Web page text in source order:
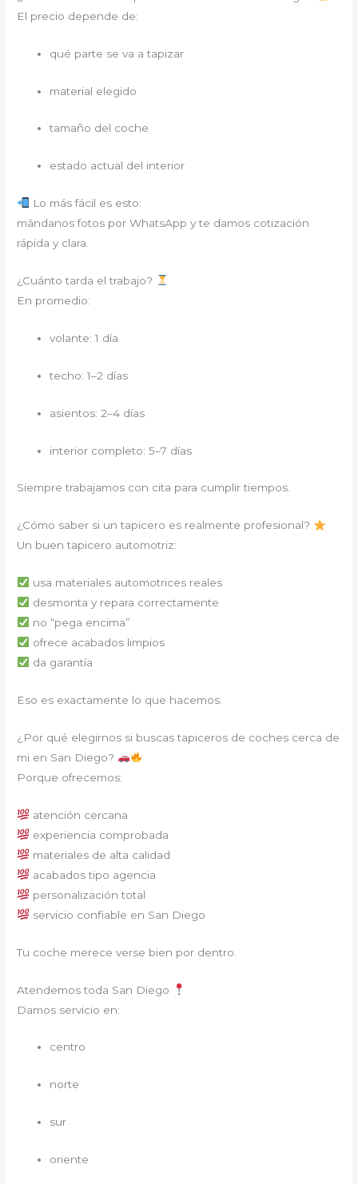
El precio depende de:
qué parte se va a tapizar
material elegido
tamaño del coche
estado actual del interior
Lo más fácil es esto:
mándanos fotos por WhatsApp y te damos cotización
rápida y clara.
¿Cuánto tarda el trabajo?
En promedio:
volante: 1 día
techo: 1–2 días
asientos: 2–4 días
interior completo: 5–7 días
Siempre trabajamos con cita para cumplir tiempos.
¿Cómo saber si un tapicero es realmente profesional?
Un buen tapicero automotriz:
usa materiales automotrices reales
desmonta y repara correctamente
no “pega encima”
ofrece acabados limpios
da garantía
Eso es exactamente lo que hacemos.
¿Por qué elegirnos si buscas tapiceros de coches cerca de
mi en San Diego?
Porque ofrecemos:
atención cercana
experiencia comprobada
materiales de alta calidad
acabados tipo agencia
personalización total
servicio confiable en San Diego
Tu coche merece verse bien por dentro.
Atendemos toda San Diego
Damos servicio en:
centro
norte
sur
oriente